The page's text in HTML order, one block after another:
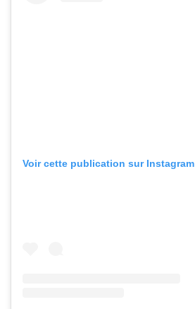
Voir cette publication sur Instagram